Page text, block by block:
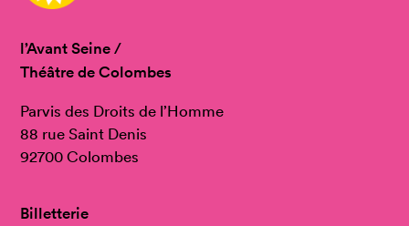
l’Avant Seine /
Théâtre de Colombes
Parvis des Droits de l’Homme
88 rue Saint Denis
92700 Colombes
Billetterie